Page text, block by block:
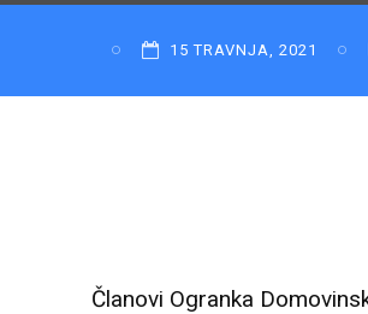
15 TRAVNJA, 2021
Članovi Ogranka